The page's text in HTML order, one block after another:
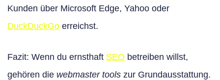
Kunden über Microsoft Edge, Yahoo oder
DuckDuckGo erreichst.
Fazit: Wenn du ernsthaft SEO betreiben willst,
gehören die webmaster tools zur Grundausstattung.